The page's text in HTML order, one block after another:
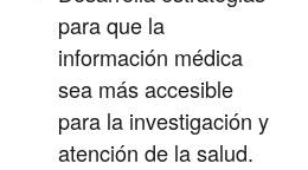
para que la
información médica
sea más accesible
para la investigación y
atención de la salud.